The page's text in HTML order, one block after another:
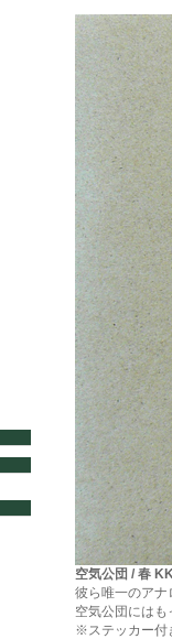
空気公団 / 春
彼ら唯一のア
空気公団には
※ステッカー付